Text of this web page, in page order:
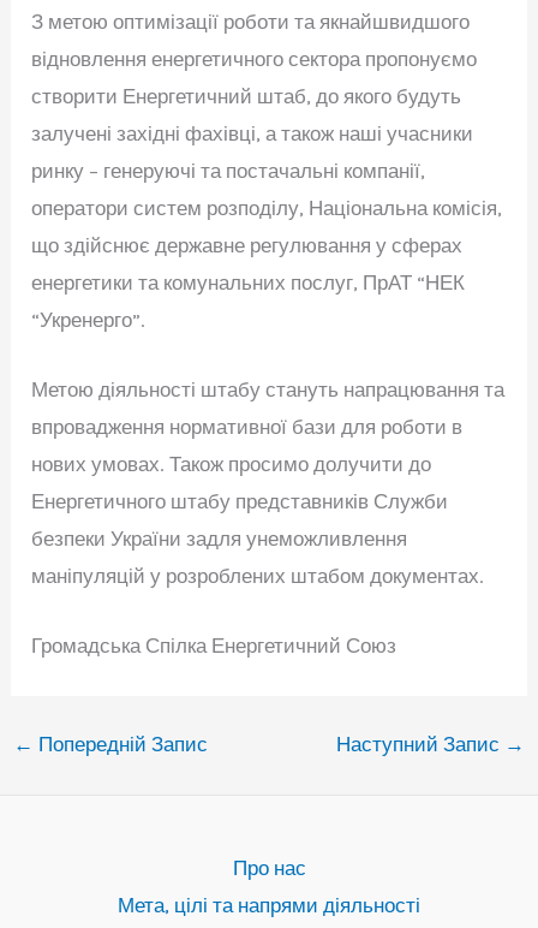
З метою оптимізації роботи та якнайшвидшого
відновлення енергетичного сектора пропонуємо
створити Енергетичний штаб, до якого будуть
залучені західні фахівці, а також наші учасники
ринку – генеруючі та постачальні компанії,
оператори систем розподілу, Національна комісія,
що здійснює державне регулювання у сферах
енергетики та комунальних послуг, ПрАТ “НЕК
“Укренерго”.
Метою діяльності штабу стануть напрацювання та
впровадження нормативної бази для роботи в
нових умовах. Також просимо долучити до
Енергетичного штабу представників Служби
безпеки України задля унеможливлення
маніпуляцій у розроблених штабом документах.
Громадська Спілка Енергетичний Союз
← Попередній Запис Наступний Запис →
Про нас
Мета, цілі та напрями діяльності